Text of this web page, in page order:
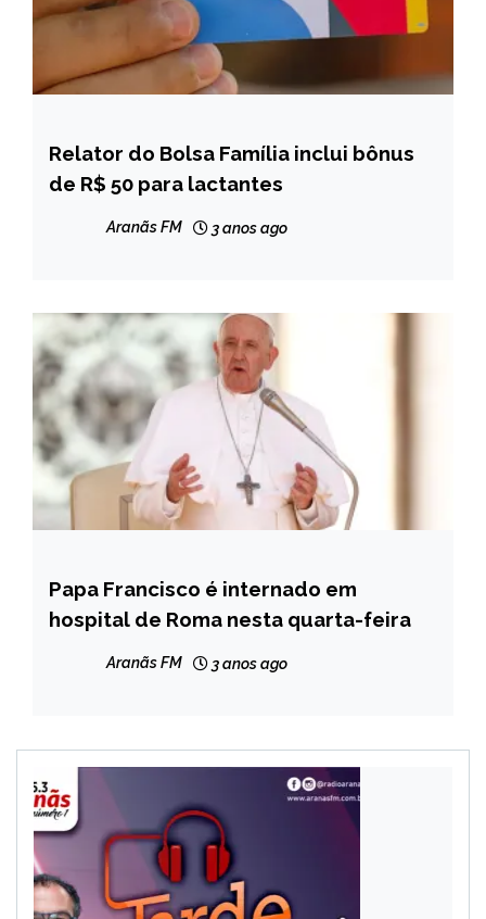
BRASIL
NOTÍCIAS
Relator do Bolsa Família inclui bônus
de R$ 50 para lactantes
Aranãs FM 3 anos ago
INTERNACIONAL
NOTÍCIAS
Papa Francisco é internado em
hospital de Roma nesta quarta-feira
Aranãs FM 3 anos ago